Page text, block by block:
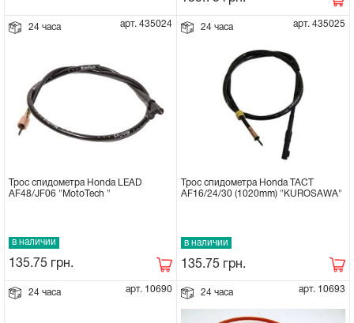
24 часа арт. 435024
Трос спидометра Honda LEAD
AF48/JF06 "MotoTech "
в наличии
135.75 грн.
24 часа арт. 435025
Трос спидометра Honda TACT
AF16/24/30 (1020mm) "KUROSAWA"
в наличии
135.75 грн.
24 часа арт. 10690 24 часа арт. 10693